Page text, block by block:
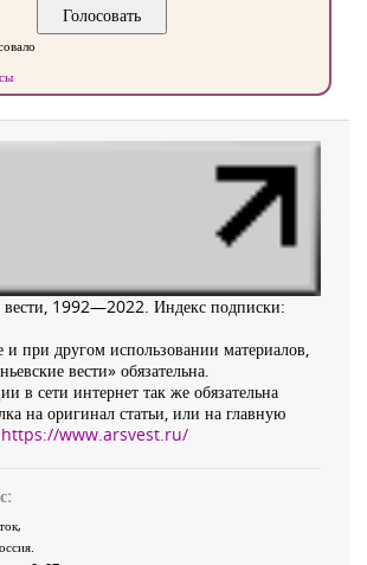
вести, 1992—2022. Индекс подписки:
и при другом использовании материалов,
вести» обязательна.
в сети интернет так же обязательна
на оригинал статьи, или на главную
https://www.arsvest.ru/
,